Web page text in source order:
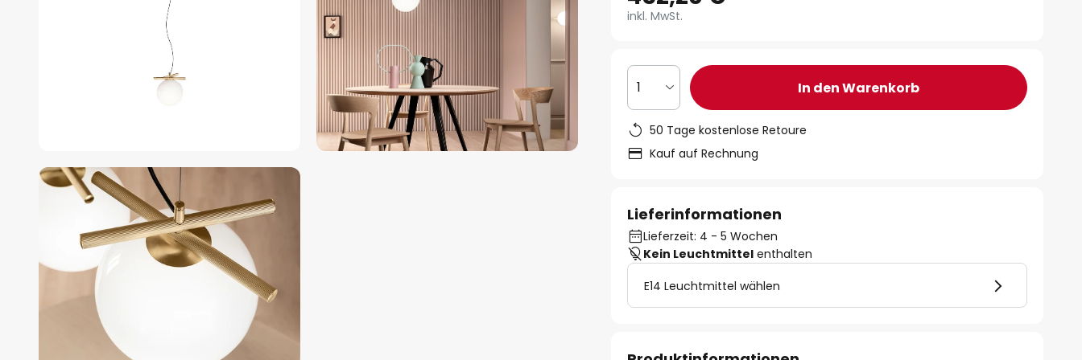
inkl. MwSt.
1 In den Warenkorb
50 Tage kostenlose Retoure
Kauf auf Rechnung
Lieferinformationen
Lieferzeit: 4 - 5 Wochen
Kein Leuchtmittel enthalten
E14 Leuchtmittel wählen